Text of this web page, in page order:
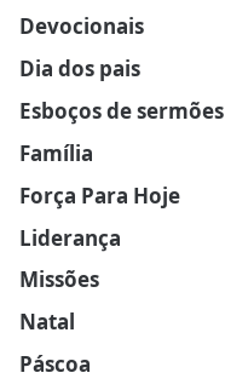
Devocionais
Dia dos pais
Esboços de sermões
Família
Força Para Hoje
Liderança
Missões
Natal
Páscoa